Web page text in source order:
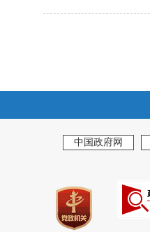
中国政府网